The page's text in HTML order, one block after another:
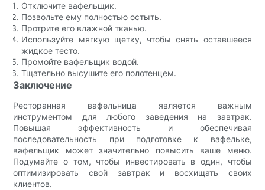
Отключите вафельщик.
Позвольте ему полностью остыть.
Протрите его влажной тканью.
Используйте мягкую щетку, чтобы снять оставшееся
жидкое тесто.
Промойте вафельщик водой.
Тщательно высушите его полотенцем.
Заключение
Ресторанная вафельница является важным
инструментом для любого заведения на завтрак.
Повышая эффективность и обеспечивая
последовательность при подготовке к вафельке,
вафельщик может значительно повысить ваше меню.
Подумайте о том, чтобы инвестировать в один, чтобы
оптимизировать свой завтрак и восхищать своих
клиентов.